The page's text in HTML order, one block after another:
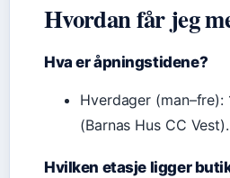
Hvordan får jeg
Hva er åpningstidene?
Hverdager (man–fre):
(Barnas Hus CC Vest).
Hvilken etasje ligger